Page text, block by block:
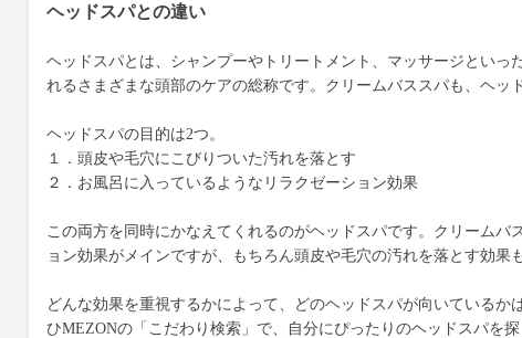
ヘッドスパとの違い
ヘッドスパとは、シャンプーやトリートメント、マッサージといっ
れるさまざまな頭部のケアの総称です。クリームバススパも、ヘッ
ヘッドスパの目的は2つ。
１．頭皮や毛穴にこびりついた汚れを落とす
２．お風呂に入っているようなリラクゼーション効果
この両方を同時にかなえてくれるのがヘッドスパです。クリームバ
ョン効果がメインですが、もちろん頭皮や毛穴の汚れを落とす効果
どんな効果を重視するかによって、どのヘッドスパが向いているか
ひMEZONの「こだわり検索」で、自分にぴったりのヘッドスパを探